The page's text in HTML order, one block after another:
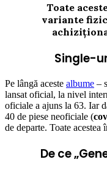
Toate
variante
Single-
Pe lângă aceste albume –
lansat oficial, la nivel
oficiale a ajuns la 63. Iar
40 de piese neoficiale (
de departe. Toate
De ce